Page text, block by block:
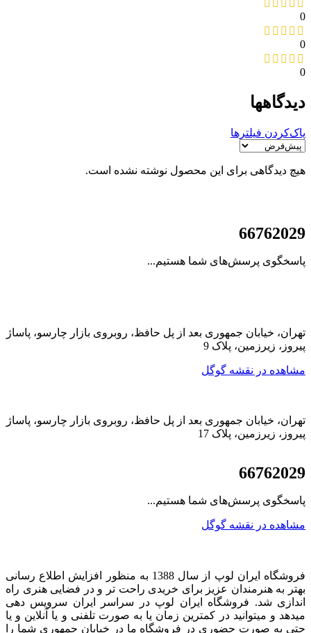
0
0
0
دیدگاهها
پاک‌کردن فیلترها
هیچ دیدگاهی برای این محصول نوشته نشده است.
66762029
پاسخگوی پرسش‌های شما هستیم...
تهران، خیابان جمهوری بعد از پل حافظ، روبروی بازار چارسو، پاساژ
پیروز، زیرزمین، پلاک 9
مشاهده در نقشه گوگل
تهران، خیابان جمهوری بعد از پل حافظ، روبروی بازار چارسو، پاساژ
پیروز، زیرزمین، پلاک 17
66762029
پاسخگوی پرسش‌های شما هستیم...
مشاهده در نقشه گوگل
فروشگاه ایران لوپ از سال 1388 به منظور افزایش اطلاع رسانی
بهتر به هنرمندان عزیز برای خریدی راحت تر و در فضایی هنری راه
اندازی شد. فروشگاه ایران لوپ در سراسر ایران سرویس دهی
میدهد و میتوانید در کمترین زمان یا به صورت تلفنی و یا آنلاین و یا
حتی به صورت حضوری در فروشگاه ما در خیابان جمهوری شما را